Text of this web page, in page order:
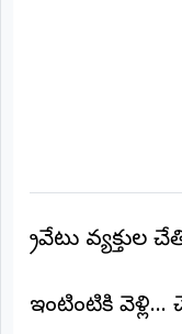
ఆర్టీఐ
రిపోర్టర్స్
(REPORTERS
DESK)
ప్రైవేటు
ఇంటింటికి